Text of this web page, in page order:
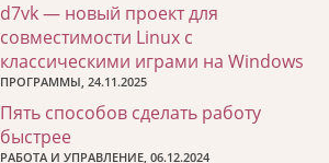
d7vk — новый проект для
совместимости Linux с
классическими играми на Windows
ПРОГРАММЫ, 24.11.2025
Пять способов сделать работу
быстрее
РАБОТА И УПРАВЛЕНИЕ, 06.12.2024